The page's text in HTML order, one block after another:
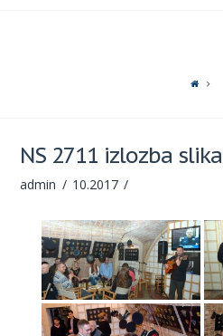
NS 2711 izlozba slika
admin 10.2017